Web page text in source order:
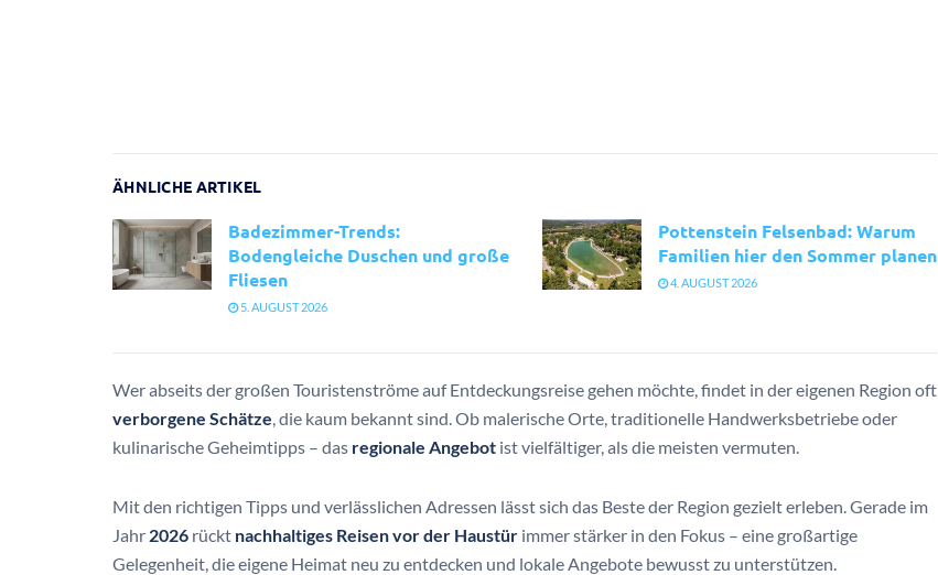
ÄHNLICHE ARTIKEL
Badezimmer-Trends:
Bodengleiche Duschen und große
Fliesen
5. AUGUST 2026
Pottenstein Felsenbad: Warum
Familien hier den Sommer planen
4. AUGUST 2026
Wer abseits der großen Touristenströme auf Entdeckungsreise gehen möchte, findet in der eigenen Region oft
verborgene Schätze, die kaum bekannt sind. Ob malerische Orte, traditionelle Handwerksbetriebe oder
kulinarische Geheimtipps – das regionale Angebot ist vielfältiger, als die meisten vermuten.
Mit den richtigen Tipps und verlässlichen Adressen lässt sich das Beste der Region gezielt erleben. Gerade im
Jahr 2026 rückt nachhaltiges Reisen vor der Haustür immer stärker in den Fokus – eine großartige
Gelegenheit, die eigene Heimat neu zu entdecken und lokale Angebote bewusst zu unterstützen.